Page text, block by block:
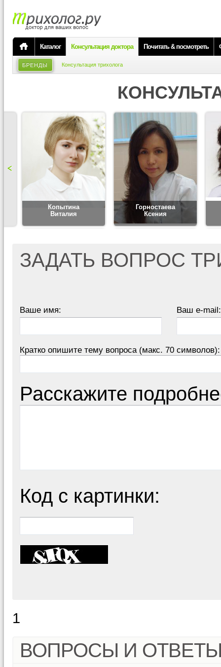
Каталог Консультация доктора Почитать & посмотреть
БРЕНДЫ Консультация трихолога
Копытина
Виталия
Горностаева
Ксения
ЗАДАТЬ ВОПРОС
Ваше имя: Ваш e-mail:
Кратко опишите тему вопроса (макс. 70 символов):
Расскажите
Код с картинки:
1
ВОПРОСЫ И